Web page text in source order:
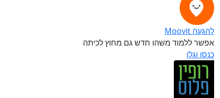
להגעה Moovit
אפשר ללמוד משהו חדש גם מחוץ לכיתה
כנסו וגלו